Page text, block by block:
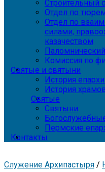
Строительный
Отдел по
Отдел по
силами,
казачеством
Комиссия по
Святые и святыни
История
История
Святые
Святыни
Пермские
Контакты
Служение Архипастыря /